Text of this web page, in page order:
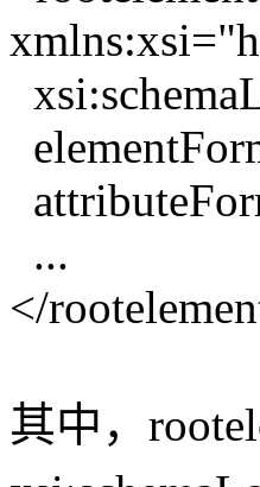
...
</
其中，